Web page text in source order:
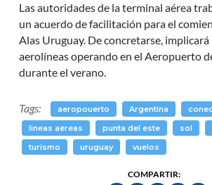
Las autoridades de la terminal aérea
un acuerdo de facilitación para el
Alas Uruguay. De concretarse,
aerolíneas operando en el Aeropuerto
durante el verano.
Tags: aeropouerto Argentina
lineas aereas
punta del este sol
turismo
uruguay vuelos
COMPARTIR: